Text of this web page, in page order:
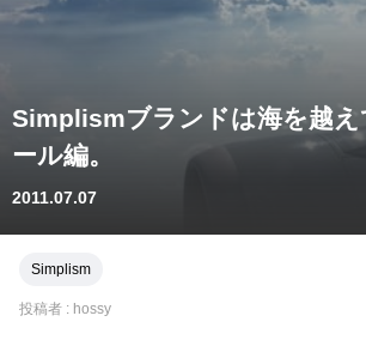
Simplismブランドは海を越
ール編。
2011.07.07
Simplism
投稿者 : hossy